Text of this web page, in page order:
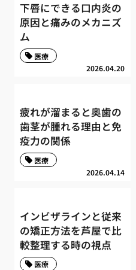
下唇にできる口内炎の
原因と痛みのメカニズ
ム
2026.04.20
医療
疲れが溜まると奥歯の
歯茎が腫れる理由と免
疫力の関係
2026.04.14
医療
インビザラインと従来
の矯正方法を芦屋で比
較整理する時の視点
医療